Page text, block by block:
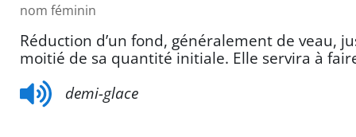
nom féminin
Réduction d’un fond, généralement de veau,
moitié de sa quantité initiale. Elle servira à
demi-glace